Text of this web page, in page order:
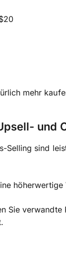
mehr
und
Selling sind
Sie